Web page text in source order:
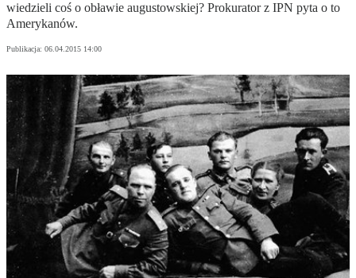
wiedzieli coś o obławie augustowskiej? Prokurator z IPN pyta o to
Amerykanów.
Publikacja: 06.04.2015 14:00